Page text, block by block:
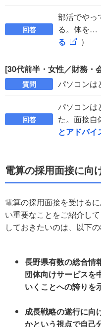
回答
部活でやっ
る。体を…
る
）
[30代前半・女性／財務・
質問 パソコンは
回答
パソコンは
た。面接
とアドバイ
電算の採用面接に向
電算の採用面接を受ける
い重要なことをご紹介し
しておきたいのは、以下の
長野県有数の総合情
団体向けサービスを
いくことへの誇りを
成長戦略の遂行に向
かという視点で自己